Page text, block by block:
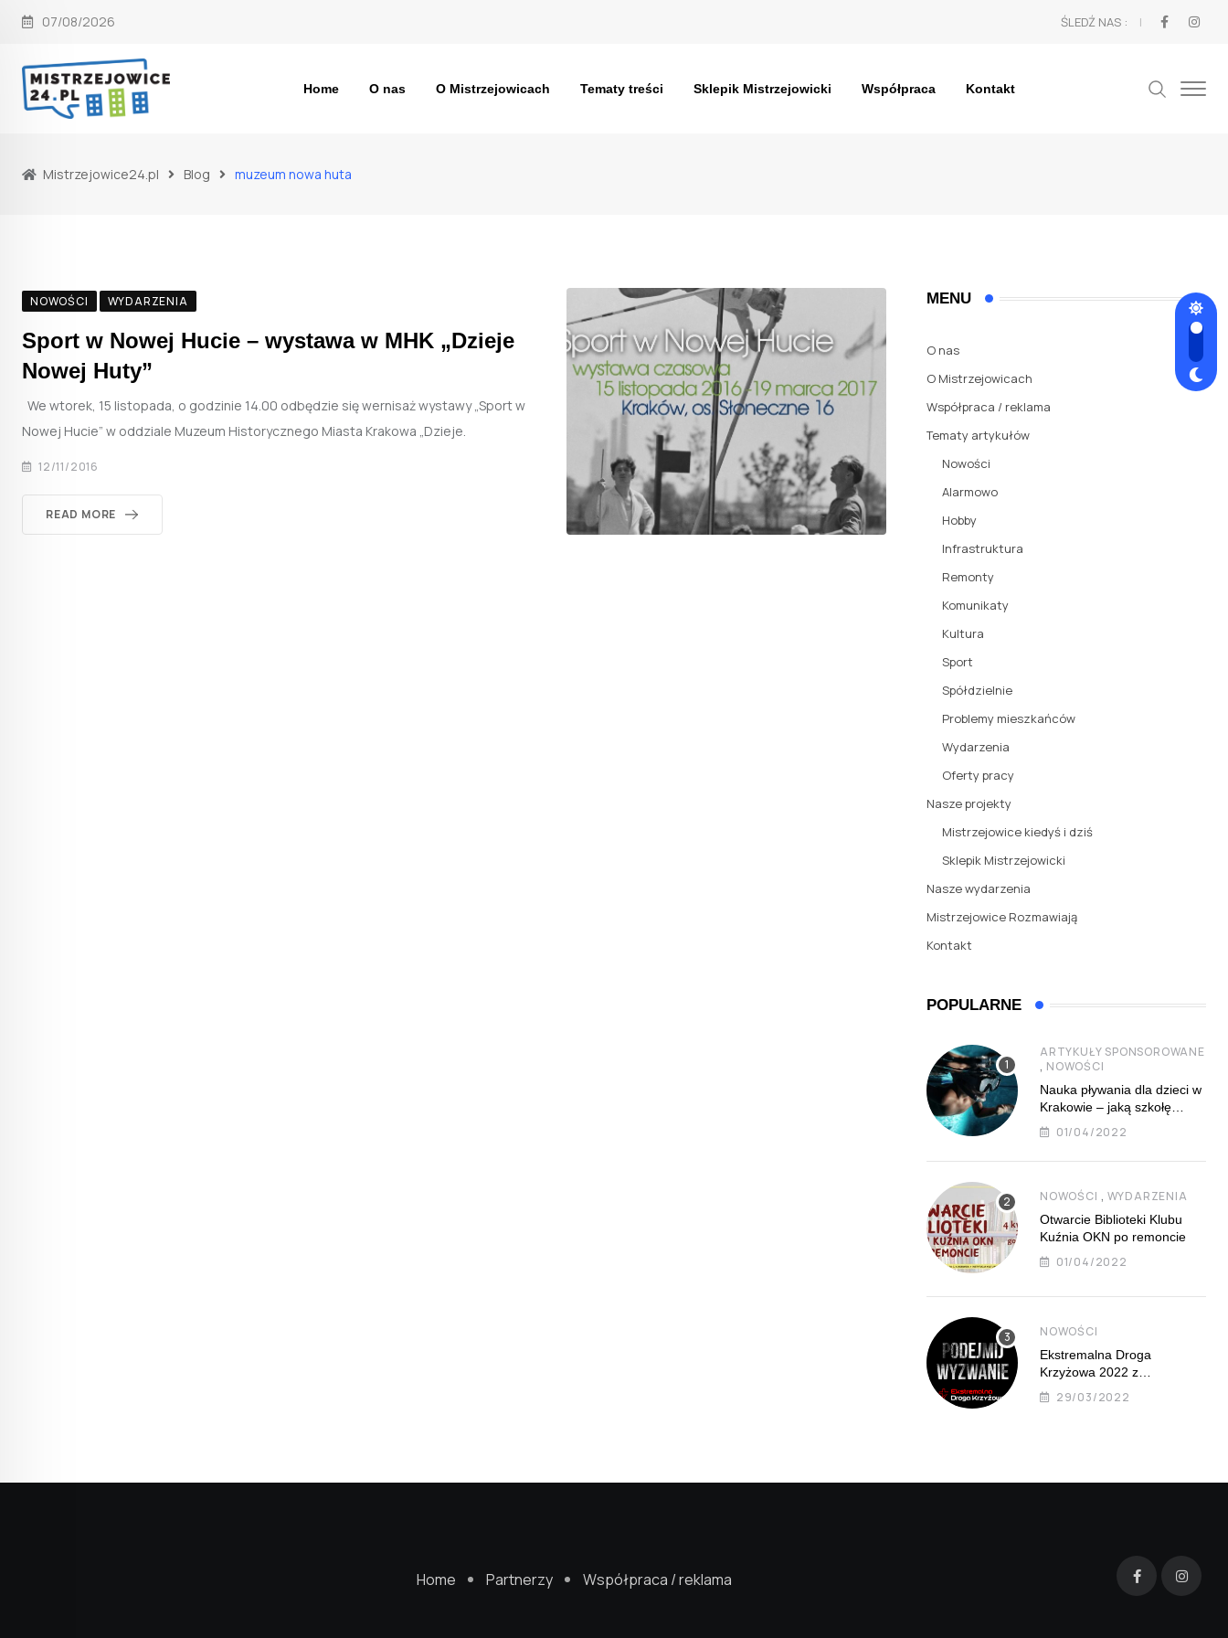
Skip
content
07/08/2026 ŚLEDŹ NAS :
Home O nas O Mistrzejowicach Tematy treści Sklepik Mistrzejowicki Współpraca Kontakt
Mistrzejowice24.pl Blog muzeum nowa huta
NOWOŚCI WYDARZENIA
Sport w Nowej Hucie – wystawa w MHK „Dzieje
Nowej Huty”
We wtorek, 15 listopada, o godzinie 14.00 odbędzie się wernisaż wystawy „Sport w
Nowej Hucie” w oddziale Muzeum Historycznego Miasta Krakowa „Dzieje.
12/11/2016
READ MORE
MENU
O nas
O Mistrzejowicach
Współpraca / reklama
Tematy artykułów
Nowości
Alarmowo
Hobby
Infrastruktura
Remonty
Komunikaty
Kultura
Sport
Spółdzielnie
Problemy mieszkańców
Wydarzenia
Oferty pracy
Nasze projekty
Mistrzejowice kiedyś i dziś
Sklepik Mistrzejowicki
Nasze wydarzenia
Mistrzejowice Rozmawiają
Kontakt
POPULARNE
ARTYKUŁY SPONSOROWANE
, NOWOŚCI
Nauka pływania dla dzieci w
Krakowie – jaką szkołę
najlepiej wybrać?
01/04/2022
NOWOŚCI , WYDARZENIA
Otwarcie Biblioteki Klubu
Kuźnia OKN po remoncie
01/04/2022
NOWOŚCI
Ekstremalna Droga
Krzyżowa 2022 z
Mistrzejowic już 8 kwietnia
29/03/2022
Home Partnerzy Współpraca / reklama